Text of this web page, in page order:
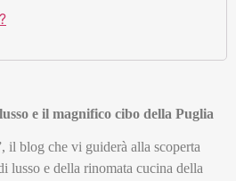
e il magnifico cibo della Puglia
il blog che vi guiderà alla scoperta
lusso e della rinomata cucina della